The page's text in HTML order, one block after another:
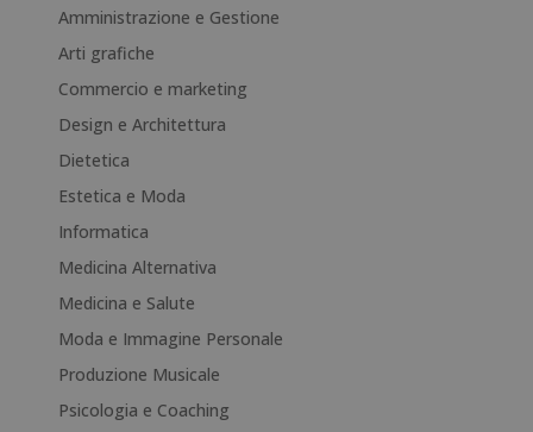
r
t
i
:
Amministrazione e Gestione
Arti grafiche
Commercio e marketing
Design e Architettura
Dietetica
Estetica e Moda
Informatica
Medicina Alternativa
Medicina e Salute
Moda e Immagine Personale
Produzione Musicale
Psicologia e Coaching